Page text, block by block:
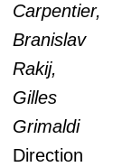
Carpentier,
Branislav
Rakij,
Gilles
Grimaldi
Direction